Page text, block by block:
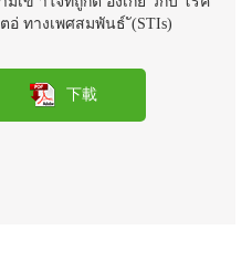
อ่ ทางเพศสมพันธ์ ั(STIs)
下載